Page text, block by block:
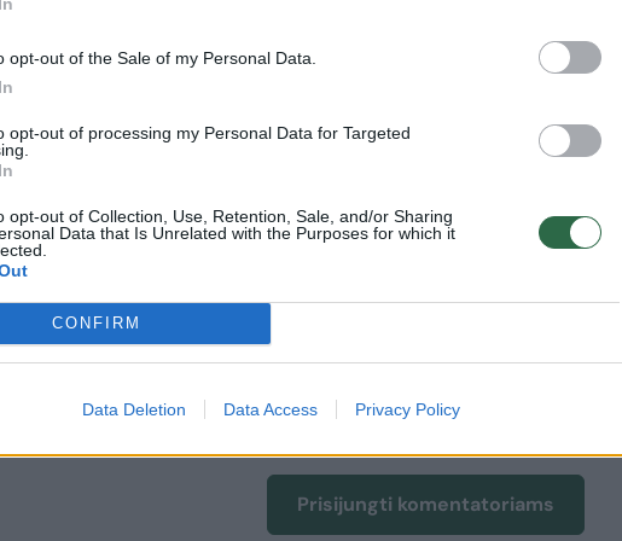
opt-out of the Sale of my Personal Data.
opt-out of processing my Personal Data for Targeted
opt-out of Collection, Use, Retention, Sale, and/or Sharing
Data that Is Unrelated with the Purposes for which it
CONFIRM
Data Deletion Data Access Privacy Policy
9 metų sūnų Dominyką.
keliais nusprendė 2022-aisiais.
vartotojai. Prisijunkite prie registruotų vartotojų
Prisijungti komentatoriams